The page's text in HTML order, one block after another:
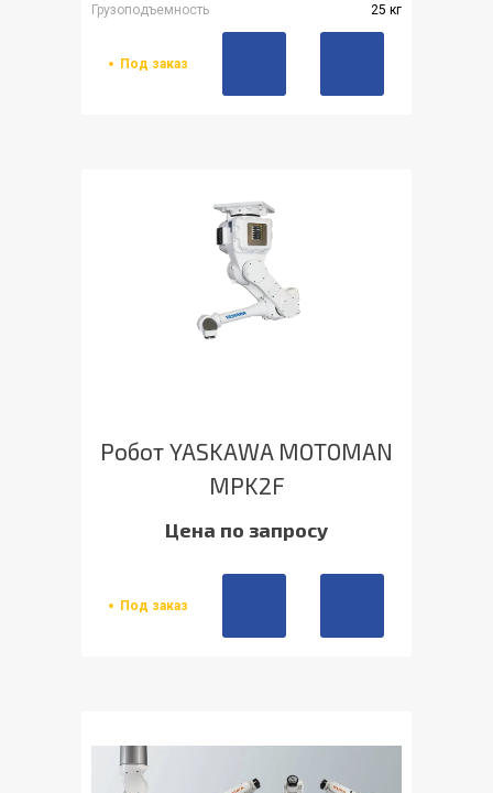
Грузоподъемность
25 кг
Под заказ
Робот YASKAWA MOTOMAN
MPK2F
Цена по запросу
Под заказ